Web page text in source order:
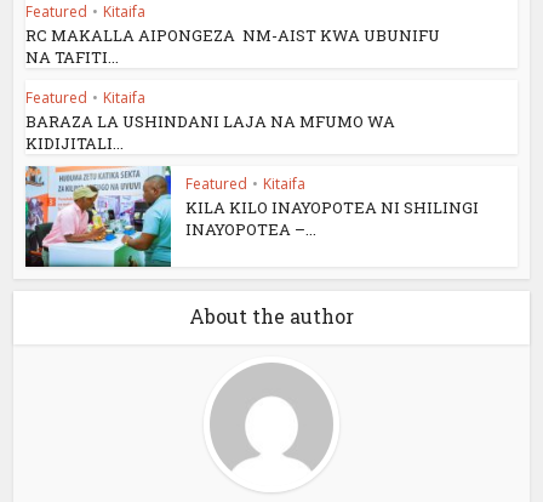
Featured • Kitaifa
RC MAKALLA AIPONGEZA NM-AIST KWA UBUNIFU
NA TAFITI...
Featured • Kitaifa
BARAZA LA USHINDANI LAJA NA MFUMO WA
KIDIJITALI...
Featured • Kitaifa
KILA KILO INAYOPOTEA NI SHILINGI
INAYOPOTEA –...
About the author